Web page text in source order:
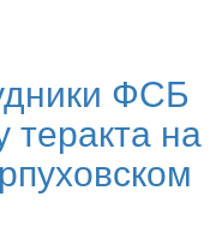
ФСБ
теракта на